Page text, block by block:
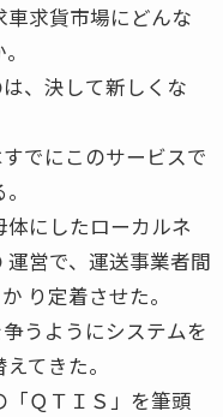
車求貨市場にどんな
、決して新しくな
でにこのサービスで
にしたローカルネ
営で、運送事業者間
り定着させた。
うようにシステムを
てきた。
「ＱＴＩＳ」を筆頭